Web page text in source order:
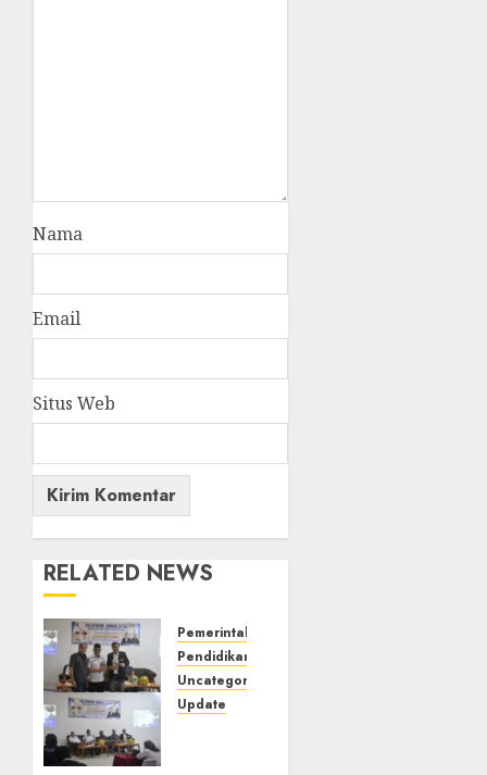
Nama
Email
Situs Web
RELATED NEWS
Pemerintahan
Pendidikan
Uncategorized
Update